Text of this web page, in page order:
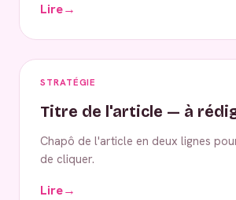
Lire→
STRATÉGIE
Titre de l'article — à
Chapô de l'article en deux lignes
de cliquer.
Lire→